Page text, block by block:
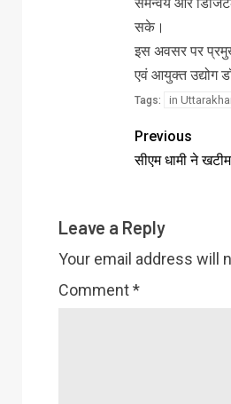
सके।
इस अवसर पर
एवं आयुक्त उद्योग
Tags: in
Previous
सीएम धामी ने
Leave a Reply
Your email address will
Comment*